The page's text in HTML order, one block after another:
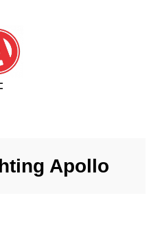
Apollo